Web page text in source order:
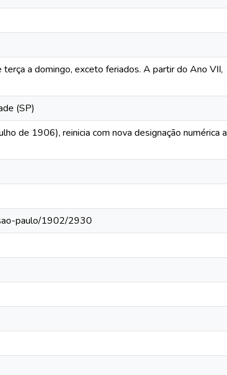
a domingo, exceto feriados. A partir do Ano VII,
(SP)
de 1906), reinicia com nova designação numérica a
paulo/1902/2930